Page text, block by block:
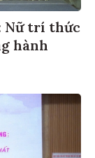
Nữ trí thức
hành